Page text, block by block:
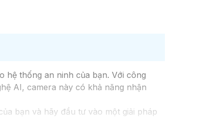
hệ thống an ninh của bạn. Với công
AI, camera này có khả năng nhận
bạn và hãy đầu tư vào một giải pháp